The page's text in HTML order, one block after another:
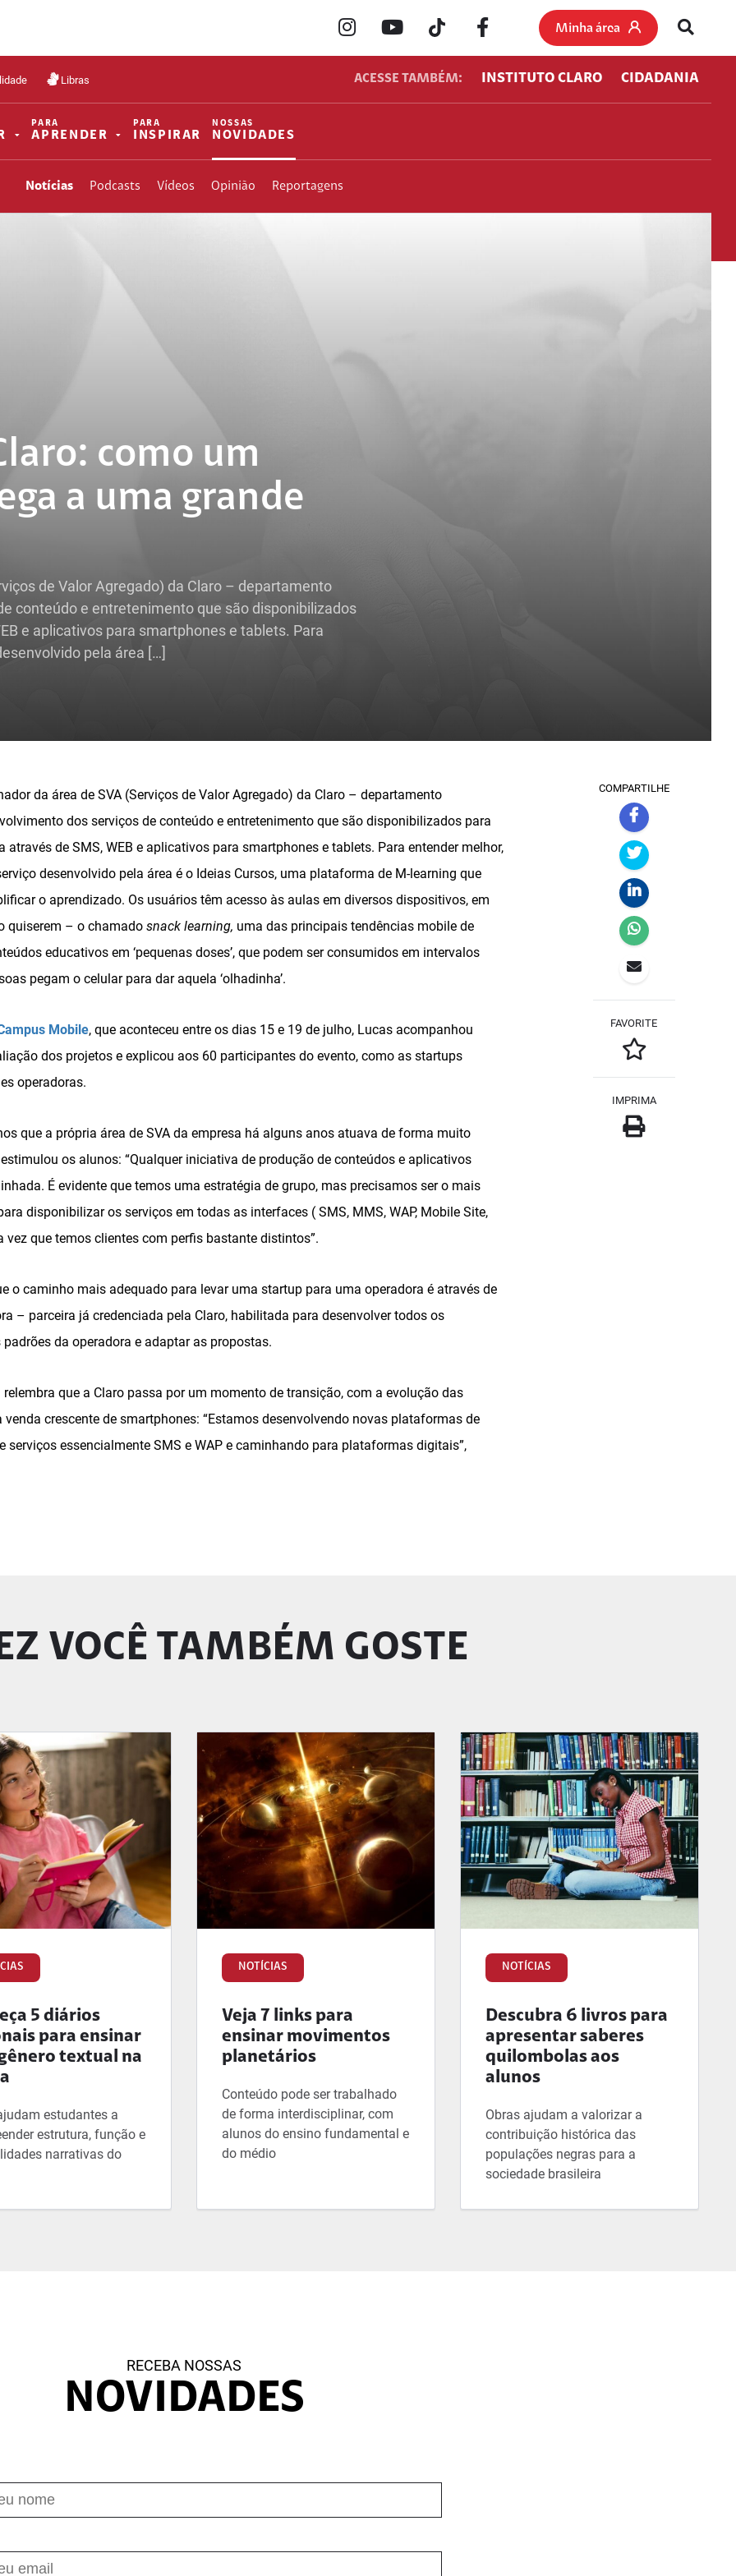
Minha área
Libras ACESSE TAMBÉM: INSTITUTO CLARO CIDADANIA
PARA
APRENDER
PARA
INSPIRAR
NOSSAS
NOVIDADES
Notícias Podcasts Vídeos Opinião Reportagens
como um
a uma grande
de Valor Agregado) da Claro – departamento
conteúdo e entretenimento que são disponibilizados
e aplicativos para smartphones e tablets. Para
pela área […]
da área de SVA (Serviços de Valor Agregado) da Claro – departamento
dos serviços de conteúdo e entretenimento que são disponibilizados para
através de SMS, WEB e aplicativos para smartphones e tablets. Para entender melhor,
desenvolvido pela área é o Ideias Cursos, uma plataforma de M-learning que
o aprendizado. Os usuários têm acesso às aulas em diversos dispositivos, em
quiserem – o chamado snack learning, uma das principais tendências mobile de
educativos em ‘pequenas doses’, que podem ser consumidos em intervalos
pegam o celular para dar aquela ‘olhadinha’.
Mobile, que aconteceu entre os dias 15 e 19 de julho, Lucas acompanhou
dos projetos e explicou aos 60 participantes do evento, como as startups
operadoras.
que a própria área de SVA da empresa há alguns anos atuava de forma muito
os alunos: “Qualquer iniciativa de produção de conteúdos e aplicativos
É evidente que temos uma estratégia de grupo, mas precisamos ser o mais
disponibilizar os serviços em todas as interfaces ( SMS, MMS, WAP, Mobile Site,
vez que temos clientes com perfis bastante distintos”.
o caminho mais adequado para levar uma startup para uma operadora é através de
– parceira já credenciada pela Claro, habilitada para desenvolver todos os
da operadora e adaptar as propostas.
que a Claro passa por um momento de transição, com a evolução das
venda crescente de smartphones: “Estamos desenvolvendo novas plataformas de
serviços essencialmente SMS e WAP e caminhando para plataformas digitais”,
COMPARTILHE
FAVORITE
IMPRIMA
VOCÊ TAMBÉM GOSTE
5 diários
para ensinar
textual na
estudantes a
estrutura, função e
narrativas do
NOTÍCIAS
Veja 7 links para
ensinar movimentos
planetários
Conteúdo pode ser trabalhado
de forma interdisciplinar, com
alunos do ensino fundamental e
do médio
NOTÍCIAS
Descubra 6 livros para
apresentar saberes
quilombolas aos
alunos
Obras ajudam a valorizar a
contribuição histórica das
populações negras para a
sociedade brasileira
RECEBA NOSSAS
NOVIDADES